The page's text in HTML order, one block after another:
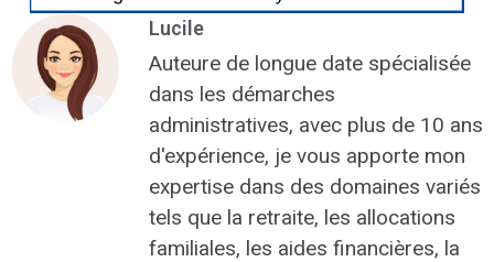
Lucile
Auteure de longue date spécialisée
dans les démarches
administratives, avec plus de 10 ans
d'expérience, je vous apporte mon
expertise dans des domaines variés
tels que la retraite, les allocations
familiales, les aides financières, la